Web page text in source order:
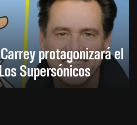
protagonizará el
Supersónicos